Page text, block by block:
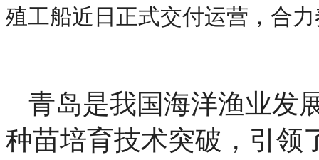
殖工船近日正式交付运营，合
青岛是我国海洋渔业发
种苗培育技术突破，引领